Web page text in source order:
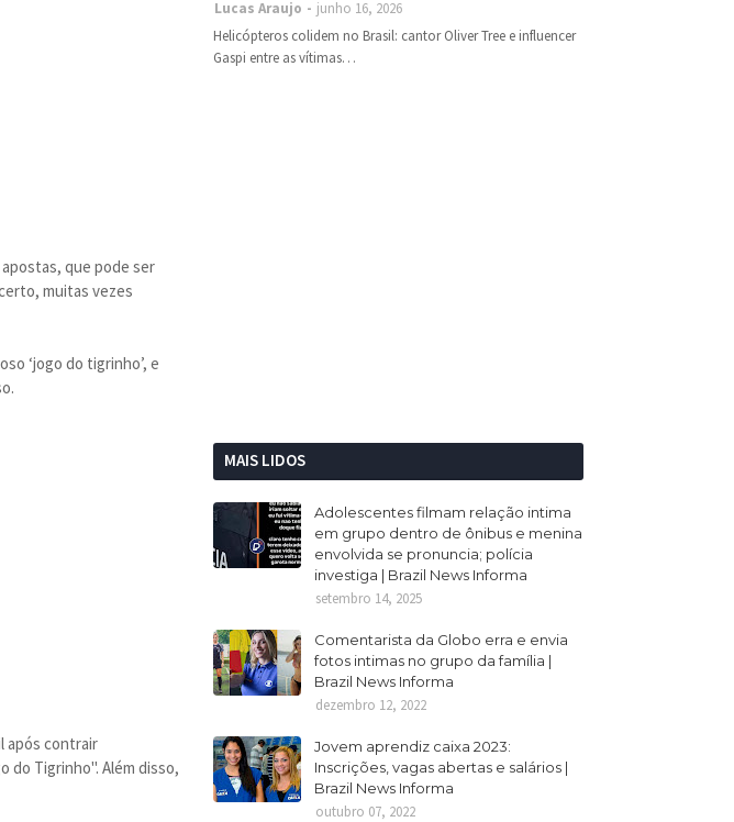
que pode ser
muitas vezes
‘jogo do tigrinho’, e
após contrair
do Tigrinho". Além disso,
Lucas Araujo
junho 16, 2026
Helicópteros colidem no Brasil: cantor Oliver Tree e influencer
Gaspi entre as vítimas…
MAIS LIDOS
Adolescentes filmam relação intima
em grupo dentro de ônibus e menina
envolvida se pronuncia; polícia
investiga | Brazil News Informa
setembro 14, 2025
Comentarista da Globo erra e envia
fotos intimas no grupo da família |
Brazil News Informa
dezembro 12, 2022
Jovem aprendiz caixa 2023:
Inscrições, vagas abertas e salários |
Brazil News Informa
outubro 07, 2022